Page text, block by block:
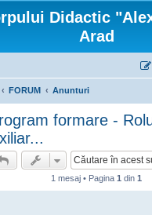
Didactic
Arad
FORUM Anunturi
formare -
1 mesaj • Pagina 1 din 1